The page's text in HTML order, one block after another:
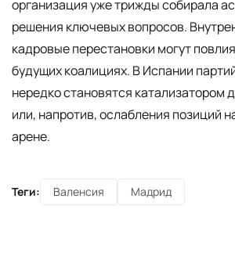
организация уже трижды собирала
решения ключевых вопросов.
кадровые перестановки могут
будущих коалициях. В Испании
нередко становятся катализатором
или, напротив, ослабления позиций
арене.
Теги: Валенсия Мадрид